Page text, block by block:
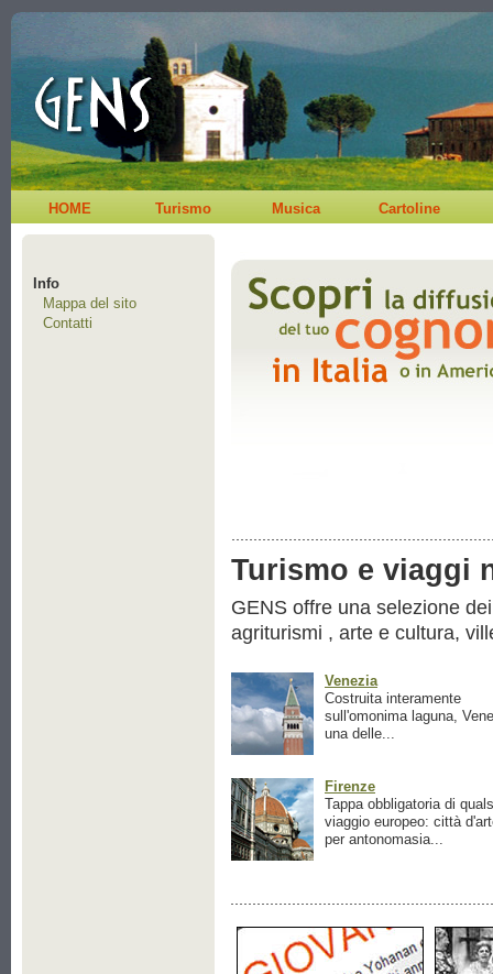
HOME Turismo Musica Cartoline
Info
Mappa del sito
Contatti
Turismo e viaggi
GENS offre una selezione
agriturismi , arte e cultura,
Venezia
Costruita interamente
sull'omonima laguna,
una delle...
Firenze
Tappa obbligatoria di
viaggio europeo: città
per antonomasia...